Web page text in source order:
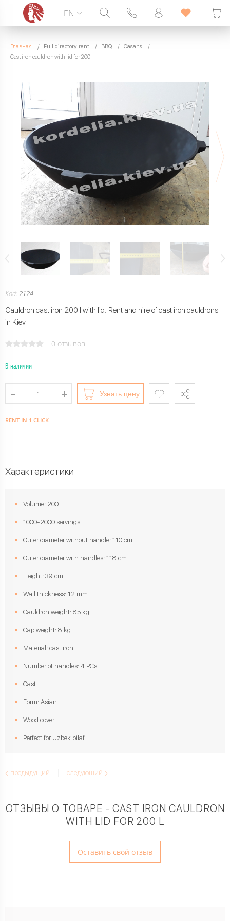
099 338 00 22
SEVEN DAYS A WEEK
EN
Главная Full directory rent BBQ
Casans
Cast iron cauldron with lid for 200 l
Код:2124
Cauldron cast iron 200 l with lid. Rent and hire of cast iron cauldrons
in Kiev
0 отзывов
В наличии
Узнать цену
RENT IN 1 CLICK
Характеристики
Volume: 200 l
1000-2000 servings
Outer diameter without handle: 110 cm
Outer diameter with handles: 118 cm
Height: 39 cm
Wall thickness: 12 mm
Cauldron weight: 85 kg
Cap weight: 8 kg
Material: cast iron
Number of handles: 4 PCs
Cast
Form: Asian
Wood cover
Perfect for Uzbek pilaf
предыдущий следующий
ОТЗЫВЫ О ТОВАРЕ - CAST IRON CAULDRON
WITH LID FOR 200 L
Оставить свой отзыв